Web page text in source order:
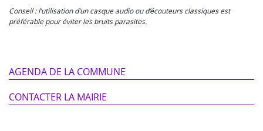
Conseil : l’utilisation d’un casque audio ou d’écouteurs classiques est
préférable pour éviter les bruits parasites.
AGENDA DE LA COMMUNE
CONTACTER LA MAIRIE